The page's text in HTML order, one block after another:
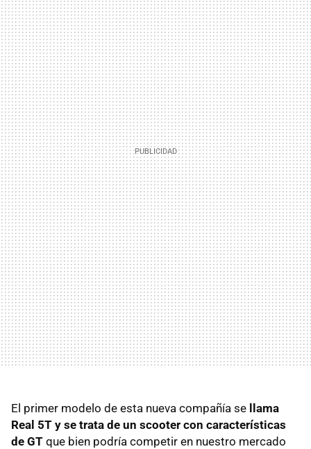
El primer modelo de esta nueva compañía se llama
Real 5T y se trata de un scooter con características
de GT que bien podría competir en nuestro mercado